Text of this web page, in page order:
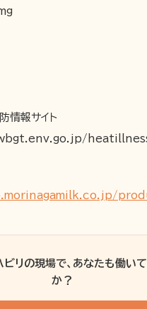
情報サイト
ビリの現場で、あなたも働い
か？